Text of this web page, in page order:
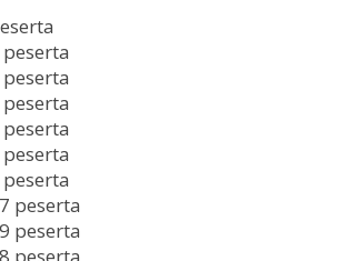
peserta
peserta
peserta